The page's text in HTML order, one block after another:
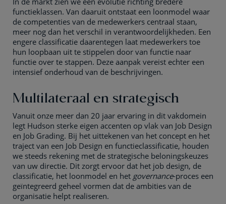
functieklassen. Van daaruit ontstaat een loonmodel waar
de competenties van de medewerkers centraal staan,
meer nog dan het verschil in verantwoordelijkheden. Een
engere classificatie daarentegen laat medewerkers toe
hun loopbaan uit te stippelen door van functie naar
functie over te stappen. Deze aanpak vereist echter een
intensief onderhoud van de beschrijvingen.
Multilateraal en strategisch
Vanuit onze meer dan 20 jaar ervaring in dit vakdomein
legt Hudson sterke eigen accenten op vlak van Job Design
en Job Grading. Bij het uittekenen van het concept en het
traject van een Job Design en functieclassificatie, houden
we steeds rekening met de strategische beloningskeuzes
van uw directie. Dit zorgt ervoor dat het job design, de
classificatie, het loonmodel en het governance-proces een
geïntegreerd geheel vormen dat de ambities van de
organisatie helpt realiseren.